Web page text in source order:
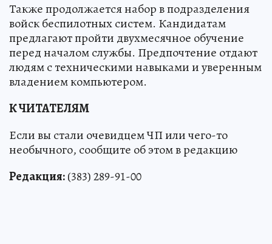
Также продолжается набор в подразделения
войск беспилотных систем. Кандидатам
предлагают пройти двухмесячное обучение
перед началом службы. Предпочтение отдают
людям с техническими навыками и уверенным
владением компьютером.
К ЧИТАТЕЛЯМ
Если вы стали очевидцем ЧП или чего-то
необычного, сообщите об этом в редакцию
Редакция:(383) 289-91-00